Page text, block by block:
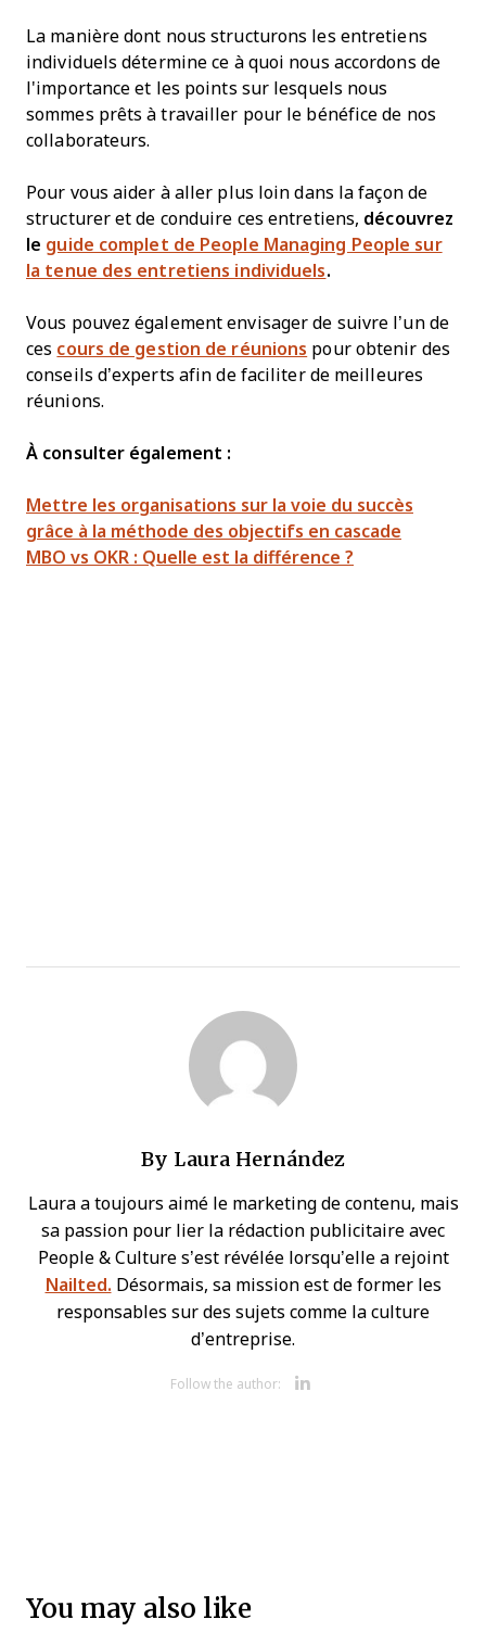
La manière dont nous structurons les entretiens
individuels détermine ce à quoi nous accordons de
l'importance et les points sur lesquels nous
sommes prêts à travailler pour le bénéfice de nos
collaborateurs.
Pour vous aider à aller plus loin dans la façon de
structurer et de conduire ces entretiens, découvrez
le guide complet de People Managing People sur
la tenue des entretiens individuels.
Vous pouvez également envisager de suivre l’un de
ces cours de gestion de réunions pour obtenir des
conseils d’experts afin de faciliter de meilleures
réunions.
À consulter également :
Mettre les organisations sur la voie du succès
grâce à la méthode des objectifs en cascade
MBO vs OKR : Quelle est la différence ?
By Laura Hernández
Laura a toujours aimé le marketing de contenu, mais
sa passion pour lier la rédaction publicitaire avec
People & Culture s’est révélée lorsqu’elle a rejoint
Nailted. Désormais, sa mission est de former les
responsables sur des sujets comme la culture
d’entreprise.
Follow the author:
You may also like